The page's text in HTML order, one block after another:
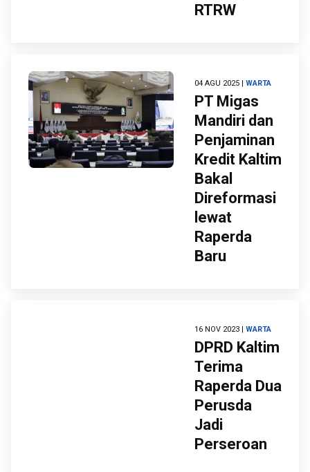
RTRW
04 AGU 2025 | WARTA
PT Migas
Mandiri dan
Penjaminan
Kredit Kaltim
Bakal
Direformasi
lewat
Raperda
Baru
16 NOV 2023 | WARTA
DPRD Kaltim
Terima
Raperda Dua
Perusda
Jadi
Perseroan